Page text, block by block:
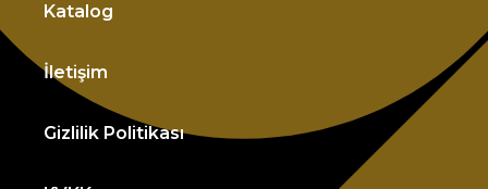
Katalog
İletişim
Gizlilik Politikası